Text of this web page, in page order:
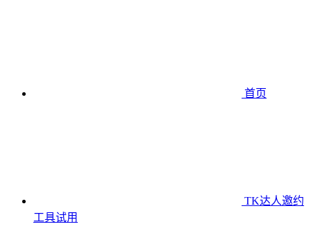
首页
TK达人邀约
工具试用